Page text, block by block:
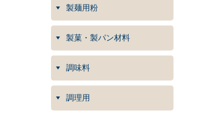
製麺用粉
製菓・製パン材料
調味料
調理用